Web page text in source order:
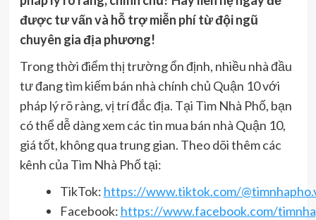
được tư vấn và hỗ trợ miễn phí từ đội ngũ
chuyên gia địa phương!
Trong thời điểm thị trường ổn định, nhiều nhà đầu
tư đang tìm kiếm bán nhà chính chủ Quận 10 với
pháp lý rõ ràng, vị trí đắc địa. Tại Tìm Nhà Phố, bạn
có thể dễ dàng xem các tin mua bán nhà Quận 10,
giá tốt, không qua trung gian. Theo dõi thêm các
kênh của Tìm Nhà Phố tại:
TikTok: https://www.tiktok.com/
Facebook: https://www.facebook.com/